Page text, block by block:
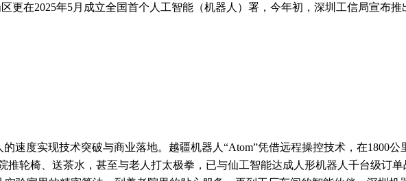
更在2025年5月成立全国首个人工智能（机器人）署，今年初，深圳工信局宣布
速度实现技术突破与商业落地。越疆机器人“Atom”凭借远程操控技术，在1800
推轮椅、送茶水，甚至与老人打太极拳，已与仙工智能达成人形机器人千台级订